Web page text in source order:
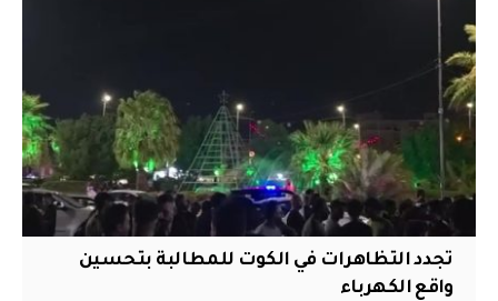
تجدد التظاهرات في الكوت للمطالبة بتحسين
واقع الكهرباء